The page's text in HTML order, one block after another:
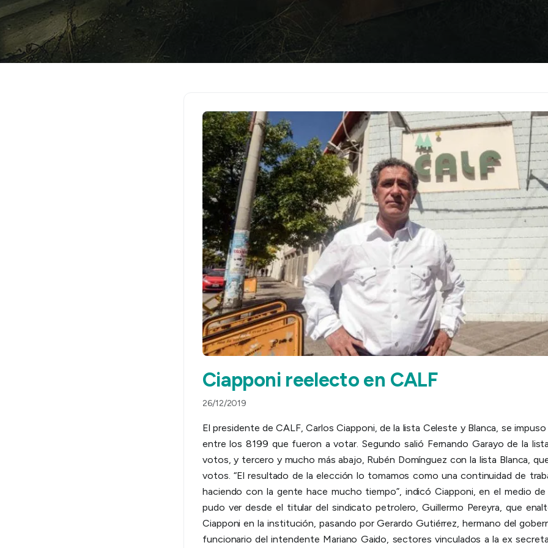
Ciapponi reelecto en CALF
26/12/2019
El presidente de CALF, Carlos Ciapponi, de la lista Celeste y Blanca, se
entre los 8199 que fueron a votar. Segundo salió Fernando Garayo de la
votos, y tercero y mucho más abajo, Rubén Domínguez con la lista Blanca,
votos. “El resultado de la elección lo tomamos como una continuidad de
haciendo con la gente hace mucho tiempo”, indicó Ciapponi, en el medio
pudo ver desde el titular del sindicato petrolero, Guillermo Pereyra, que
Ciapponi en la institución, pasando por Gerardo Gutiérrez, hermano del
funcionario del intendente Mariano Gaido, sectores vinculados a la ex